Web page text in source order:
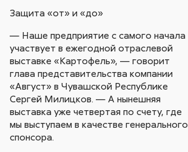
Защита «от» и «до»
— Наше предприятие с самого начала
участвует в ежегодной отраслевой
выставке «Картофель», — говорит
глава представительства компании
«Август» в Чувашской Республике
Сергей Милицков. — А нынешняя
выставка уже четвертая по счету, где
мы выступаем в качестве генерального
спонсора.